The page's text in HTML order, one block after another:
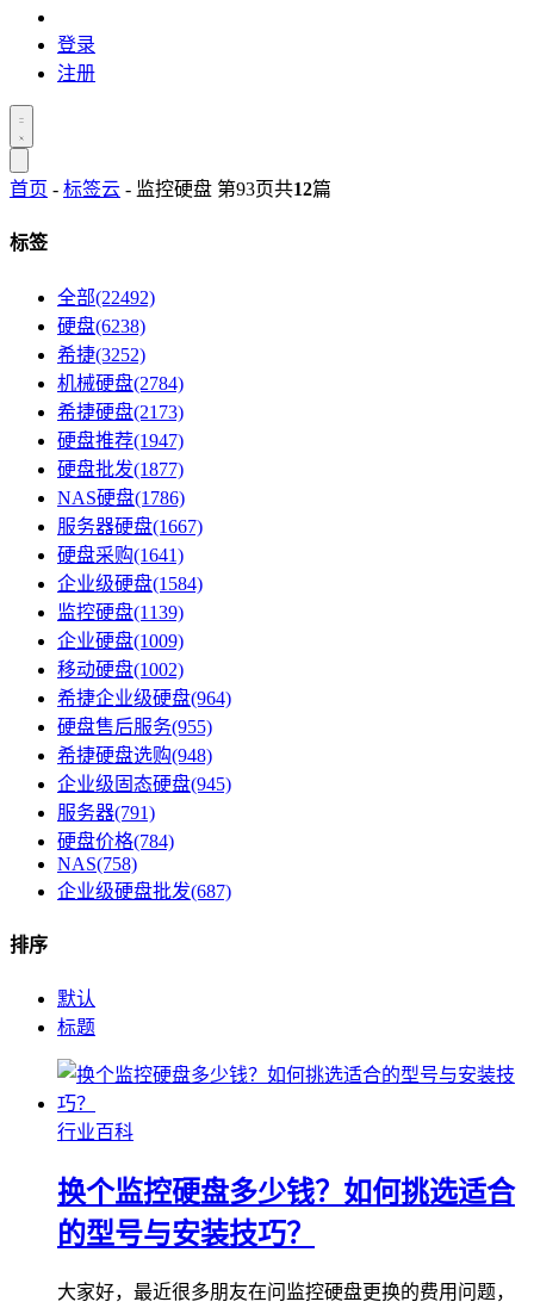
登录
注册
首页 - 标签云 - 监控硬盘 第93页共12篇
标签
全部(22492)
硬盘(6238)
希捷(3252)
机械硬盘(2784)
希捷硬盘(2173)
硬盘推荐(1947)
硬盘批发(1877)
NAS硬盘(1786)
服务器硬盘(1667)
硬盘采购(1641)
企业级硬盘(1584)
监控硬盘(1139)
企业硬盘(1009)
移动硬盘(1002)
希捷企业级硬盘(964)
硬盘售后服务(955)
希捷硬盘选购(948)
企业级固态硬盘(945)
服务器(791)
硬盘价格(784)
NAS(758)
企业级硬盘批发(687)
排序
默认
标题
行业百科
换个监控硬盘多少钱？如何挑选适合
的型号与安装技巧？
大家好，最近很多朋友在问监控硬盘更换的费用问题，